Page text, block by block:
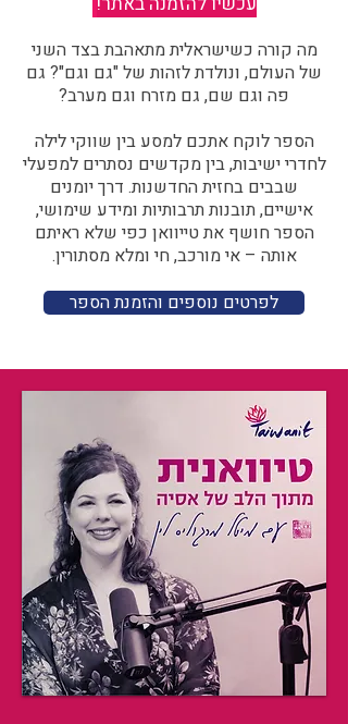
מה קורה כשישראלית מתאהבת בצד השני
של העולם, ונולדת לזהות של "גם וגם"? גם
פה וגם שם, גם מזרח וגם מערב?​​
הספר לוקח אתכם למסע בין שווקי לילה
לחדרי ישיבות, בין מקדשים נסתרים למפעלי
שבבים בחזית החדשנות. דרך יומנים
אישיים, תובנות תרבותיות ומידע שימושי,
הספר חושף את טייוואן כפי שלא ראיתם
אותה – אי מורכב, חי ומלא מסתורין.
לפרטים נוספים והזמנת הספר